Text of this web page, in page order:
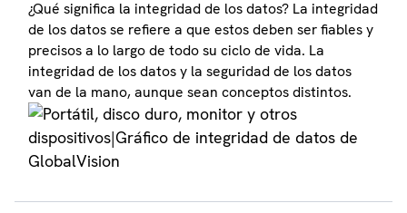
¿Qué significa la integridad de los datos? La integridad
de los datos se refiere a que estos deben ser fiables y
precisos a lo largo de todo su ciclo de vida. La
integridad de los datos y la seguridad de los datos
van de la mano, aunque sean conceptos distintos.